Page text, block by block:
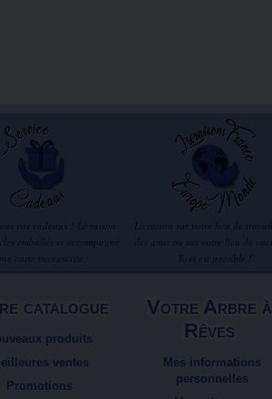
catalogue
produits
ventes
Promotions
Votre Arbre à
Rêves
Mes informations
personnelles